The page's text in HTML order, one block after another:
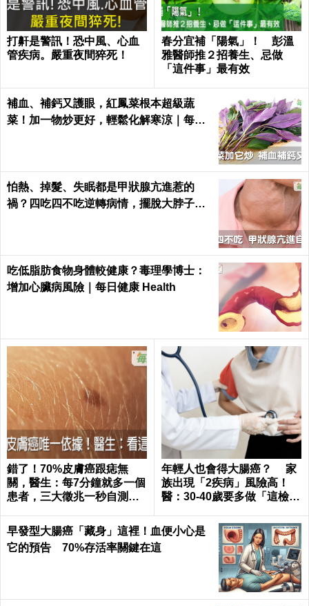
打鼾是警訊！恐中風、心血
管疾病。嚴重夜間猝死！
春分宜補「陽氣」！ 彭溫
雅醫師推２招養生、忌做
「這件事」最有效
補血、補鈣又護眼，紅鳳菜根本超級蔬
菜！加一物炒更好，輕鬆化解寒涼｜每日
怕熱、掉髮、失眠都是甲狀腺亢進惹的
禍？四吃四不吃逆轉病情，擺脫大脖子！
吃低脂肪食物身體較健康？毒理學博士：
增加心臟病風險｜每日健康 Health
錯了！70%皮膚癌跟痣無
關，醫生：每7分鐘就多一個
患者，三大徵兆一秒自測｜
年輕人也會得大腸癌？ 家
族出現「2疾病」風險高！
醫：30-40歲要多做「這檢
早發型大腸癌「藏身」這裡！血便小心是
它的預告 70%存活率關鍵在這